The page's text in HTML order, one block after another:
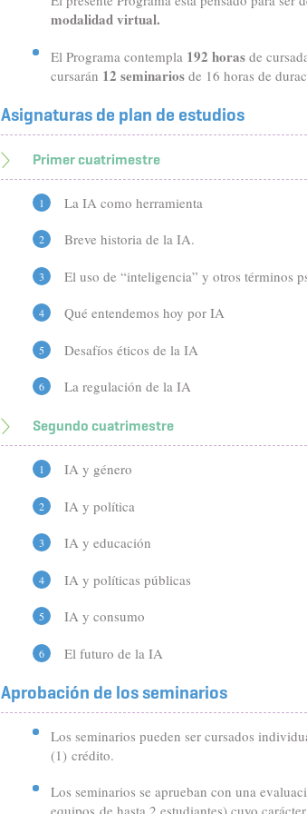
modalidad virtual.
El Programa contempla 192 horas de
cursarán 12 seminarios de 16 horas de
Asignaturas de plan de estudios
Primer cuatrimestre
La IA como herramienta
Breve historia de la IA.
El uso de “inteligencia” y otros términos
Qué entendemos hoy por IA
Desafíos éticos de la IA
La regulación de la IA
Segundo cuatrimestre
IA y género
IA y política
IA y educación
IA y políticas públicas
IA y consumo
El futuro de la IA
Aprobación de los seminarios
Los seminarios pueden ser cursados
(1) crédito.
Los seminarios se aprueban con una
equipos de hasta 2 estudiantes) cuyo